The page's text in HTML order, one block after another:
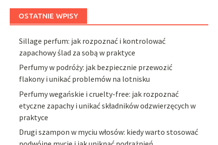
OSTATNIE WPISY
Sillage perfum: jak rozpoznać i kontrolować
zapachowy ślad za sobą w praktyce
Perfumy w podróży: jak bezpiecznie przewozić
flakony i unikać problemów na lotnisku
Perfumy wegańskie i cruelty-free: jak rozpoznać
etyczne zapachy i unikać składników odzwierzęcych w
praktyce
Drugi szampon w myciu włosów: kiedy warto stosować